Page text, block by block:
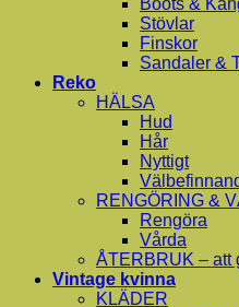
Boots &
Stövlar
Finskor
Sandaler &
Reko
HÄLSA
Hud
Hår
Nyttigt
RENGÖRING &
Rengöra
Vårda
ÅTERBRUK – att
Vintage kvinna
KLÄDER